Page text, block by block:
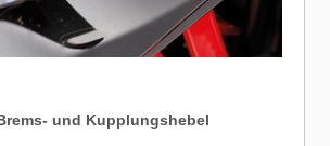
und Kupplungshebel